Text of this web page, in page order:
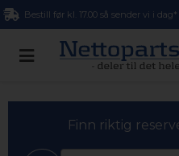
Bestill før kl. 17.00 så sender vi i dag*
Finn riktig